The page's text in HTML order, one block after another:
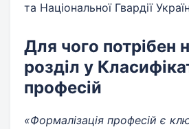
та Національної Гвардії
Для чого потрібен
розділ у
професій
«Формалізація професій є